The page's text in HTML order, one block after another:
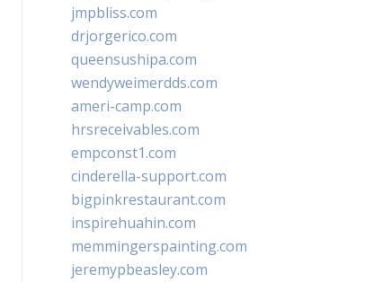
jmpbliss.com
drjorgerico.com
queensushipa.com
wendyweimerdds.com
ameri-camp.com
hrsreceivables.com
empconst1.com
cinderella-support.com
bigpinkrestaurant.com
inspirehuahin.com
memmingerspainting.com
jeremypbeasley.com